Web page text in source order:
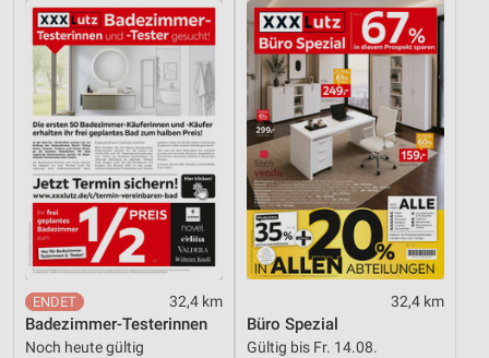
32,4 km
Badezimmer-Testerinnen
Noch heute gültig
32,4 km
Büro Spezial
Gültig bis Fr. 14.08.